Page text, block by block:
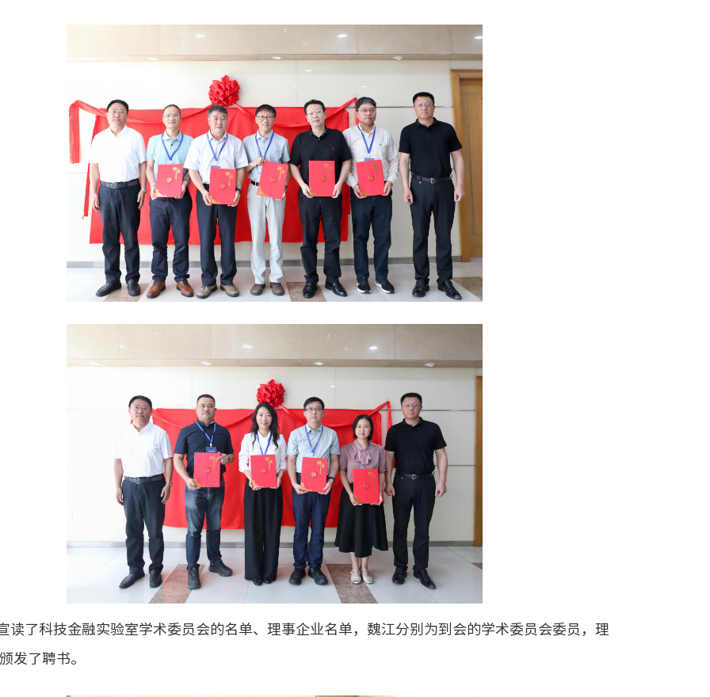
读了科技金融实验室学术委员会的名单、理事企业名单，魏江分别为到会的学术委员会委员，理
发了聘书。